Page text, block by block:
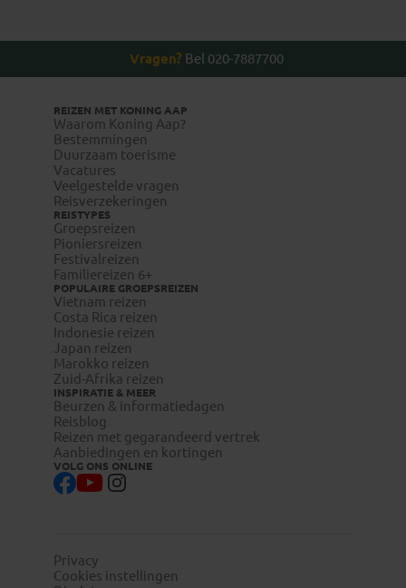
www.wanda.be
www.itg.be
Vragen? Bel 020-7887700
REIZEN MET KONING AAP
Waarom Koning Aap?
Bestemmingen
Duurzaam toerisme
Vacatures
Veelgestelde vragen
Reisverzekeringen
REISTYPES
Groepsreizen
Pioniersreizen
Festivalreizen
Familiereizen 6+
POPULAIRE GROEPSREIZEN
Vietnam reizen
Costa Rica reizen
Indonesie reizen
Japan reizen
Marokko reizen
Zuid-Afrika reizen
INSPIRATIE & MEER
Beurzen & informatiedagen
Reisblog
Reizen met gegarandeerd vertrek
Aanbiedingen en kortingen
VOLG ONS ONLINE
Privacy
Cookies instellingen